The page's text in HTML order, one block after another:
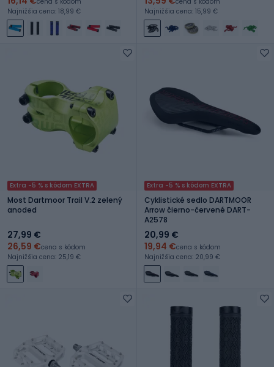
Najnižšia cena: 18,99 €
Najnižšia cena: 15,99 €
Extra -5 % s kódom EXTRA
Most Dartmoor Trail V.2 zelený
anoded
27,99 €
26,59 €cena s kódom
Najnižšia cena: 25,19 €
Extra -5 % s kódom EXTRA
Cyklistické sedlo DARTMOOR
Arrow čierno-červené DART-
A2578
20,99 €
19,94 €cena s kódom
Najnižšia cena: 20,99 €